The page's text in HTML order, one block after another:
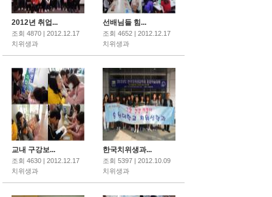
2012년 취업...
조회 4870 | 2012.12.17
치위생과
선배님들 힘...
조회 4652 | 2012.12.17
치위생과
교내 구강보...
조회 4630 | 2012.12.17
치위생과
한국치위생과...
조회 5397 | 2012.10.09
치위생과